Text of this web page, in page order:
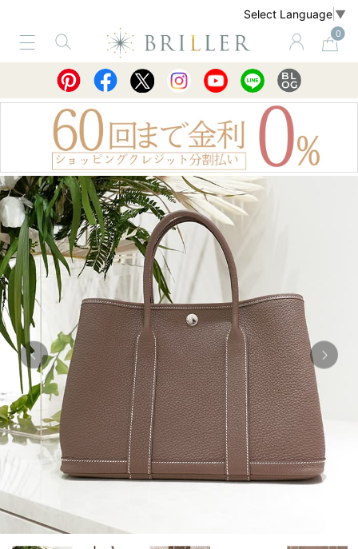
Select Language ▼
0
サービス ショッピングガイド 買取